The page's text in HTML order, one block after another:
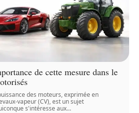
de cette mesure dans le
des moteurs, exprimée en
vapeur (CV), est un sujet
s'intéresse aux…